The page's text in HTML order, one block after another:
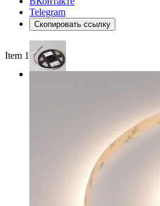
Telegram
Скопировать ссылку
Item 1 of 3